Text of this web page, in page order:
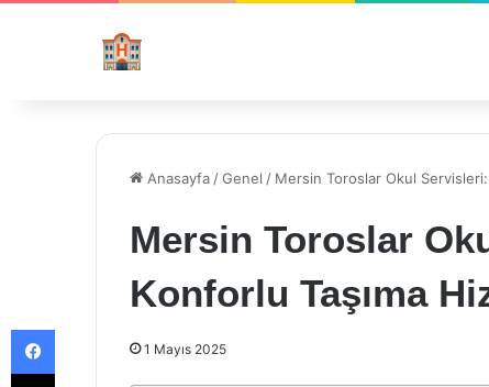
Anasayfa /Genel / Mersin Toroslar Okul
Mersin Toroslar
Konforlu Taşıma
1 Mayıs 2025
Facebook
X